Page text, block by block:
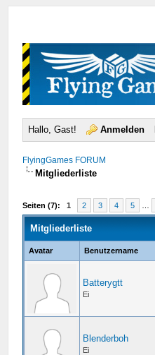
Hallo, Gast! Anmelden
FlyingGames FORUM
Mitgliederliste
Seiten (7): 1 2 3 4 5
Mitgliederliste
Avatar Benutzername
Batterygtt
Ei
Blenderboh
Ei